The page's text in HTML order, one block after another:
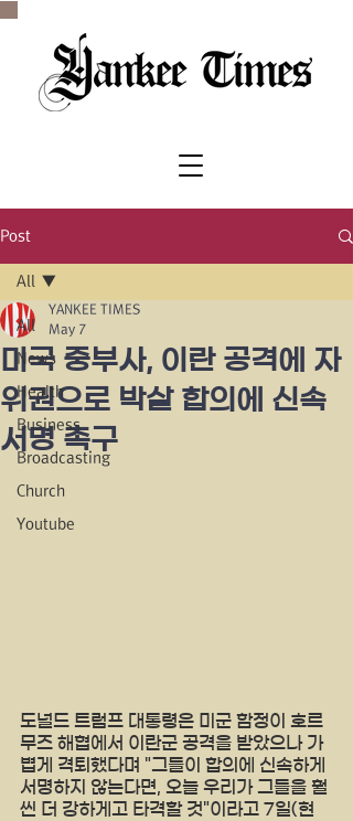
Post
All
News
Health
Business
Broadcasting
Church
Youtube
All
미국 중부사, 이란 공격에 자
위권으로 박살 합의에 신속
서명 촉구
YANKEE TIMES
May 7
도널드 트럼프 대통령은 미군 함정이 호르
무즈 해협에서 이란군 공격을 받았으나 가
볍게 격퇴했다며 "그들이 합의에 신속하게
서명하지 않는다면, 오늘 우리가 그들을 훨
씬 더 강하게고 타격할 것"이라고 7일(현